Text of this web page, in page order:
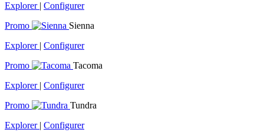
Explorer | Configurer
Promo
Sienna
Explorer | Configurer
Promo
Tacoma
Explorer | Configurer
Promo
Tundra
Explorer | Configurer